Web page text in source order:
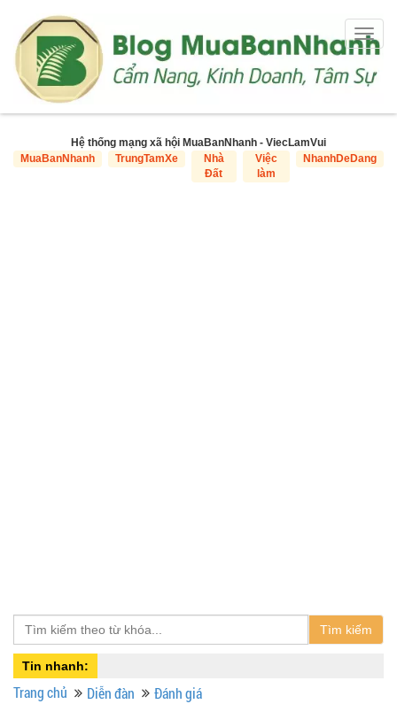
Hệ thống mạng xã hội MuaBanNhanh - ViecLamVui
MuaBanNhanh
TrungTamXe
Nhà
Đất
Việc
làm
NhanhDeDang
Tìm kiếm
Tin nhanh:
Trang chủ Diễn đàn Đánh giá